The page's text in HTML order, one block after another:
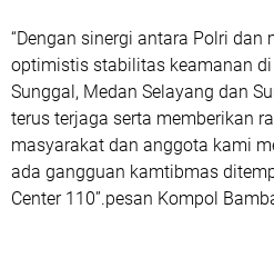
‎“Dengan sinergi antara Polri dan
optimistis stabilitas keamanan
Sunggal, Medan Selayang dan
terus terjaga serta memberikan
masyarakat dan anggota kami
ada gangguan kamtibmas
Center 110”.pesan Kompol